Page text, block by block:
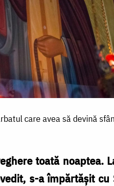
care avea să devină
toată noaptea.
s-a împărtăşit